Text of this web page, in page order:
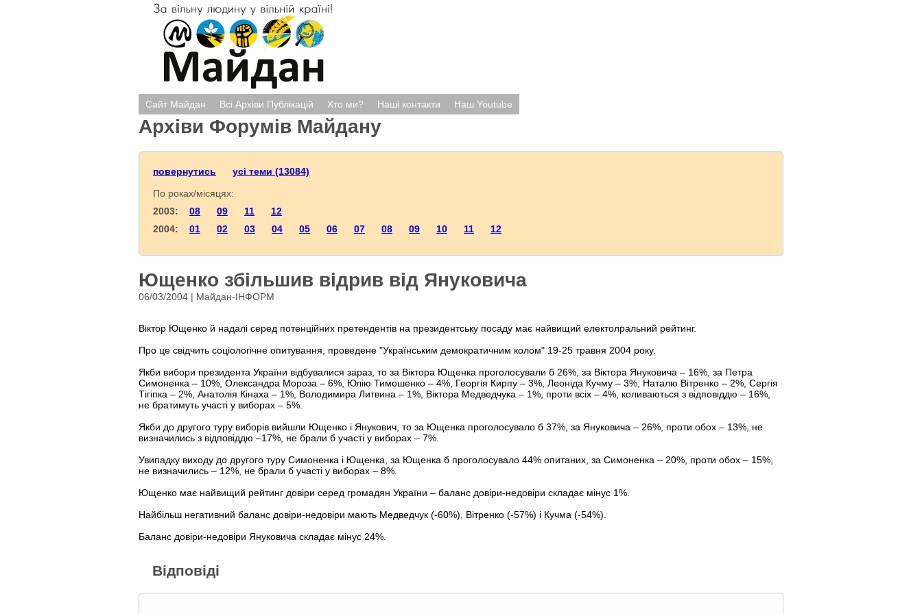
Сайт Майдан Всі Архіви Публікацій Хто ми? Наші контакти Наш Youtube
Архіви Форумів Майдану
повернутись
усі теми (13084)
По роках/місяцях:
2003: 08 09 11
12
2004: 01 02 03 04 05 06 07 08 09 10 11 12
Ющенко збільшив відрив від Януковича
06/03/2004 | Майдан-ІНФОРМ
Віктор Ющенко й надалі серед потенційних претендентів на президентську посаду має найвищий електолральний рейтинг.
Про це свідчить соціологічне опитування, проведене "Українським демократичним колом" 19-25 травня 2004 року.
Якби вибори президента України відбувалися зараз, то за Віктора Ющенка проголосували б 26%, за Віктора Януковича – 16%, за Петра
Симоненка – 10%, Олександра Мороза – 6%, Юлію Тимошенко – 4%, Георгія Кирпу – 3%, Леоніда Кучму – 3%, Наталю Вітренко – 2%, Сергія
Тігіпка – 2%, Анатолія Кінаха – 1%, Володимира Литвина – 1%, Віктора Медведчука – 1%, проти всіх – 4%, коливаються з відповіддю – 16%,
не братимуть участі у виборах – 5%.
Якби до другого туру виборів вийшли Ющенко і Янукович, то за Ющенка проголосувало б 37%, за Януковича – 26%, проти обох – 13%, не
визначились з відповіддю –17%, не брали б участі у виборах – 7%.
Увипадку виходу до другого туру Симоненка і Ющенка, за Ющенка б проголосувало 44% опитаних, за Симоненка – 20%, проти обох – 15%,
не визначились – 12%, не брали б участі у виборах – 8%.
Ющенко має найвищий рейтинг довіри серед громадян України – баланс довіри-недовіри складає мінус 1%.
Найбільш негативний баланс довіри-недовіри мають Медведчук (-60%), Вітренко (-57%) і Кучма (-54%).
Баланс довіри-недовіри Януковича складає мінус 24%.
Відповіді